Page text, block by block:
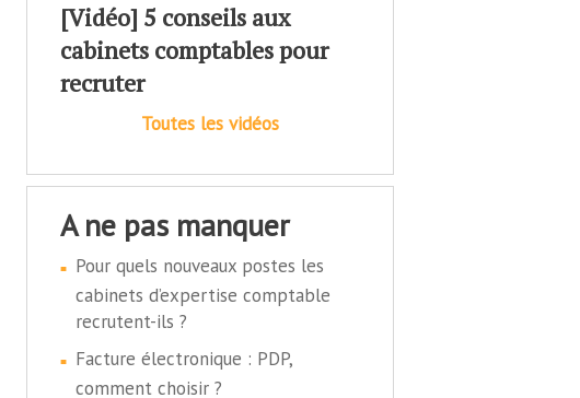
[Vidéo] 5 conseils aux
cabinets comptables pour
recruter
Toutes les vidéos
a ne pas manquer
Pour quels nouveaux postes les
cabinets d’expertise comptable
recrutent-ils ?
Facture électronique : PDP,
comment choisir ?